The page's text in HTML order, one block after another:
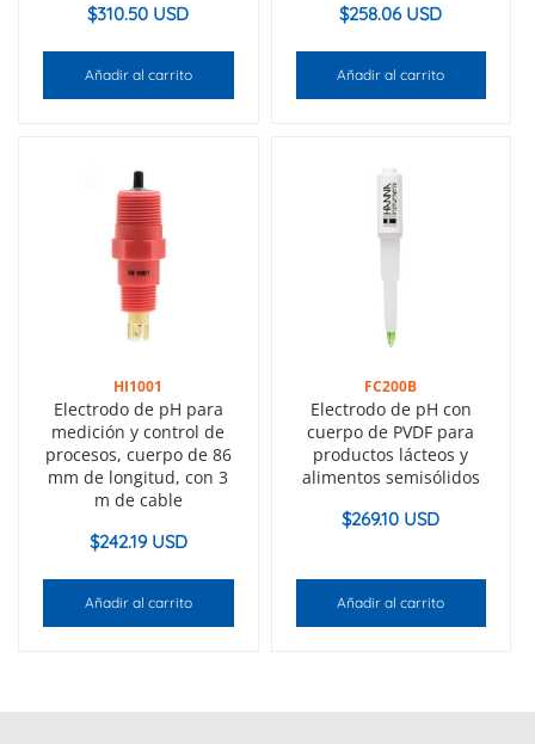
$310.50 USD
Añadir al carrito
$258.06 USD
Añadir al carrito
HI1001
Electrodo de pH para
medición y control de
procesos, cuerpo de 86
mm de longitud, con 3
m de cable
$242.19 USD
Añadir al carrito
FC200B
Electrodo de pH con
cuerpo de PVDF para
productos lácteos y
alimentos semisólidos
$269.10 USD
Añadir al carrito